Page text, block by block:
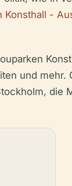
Konsthall -
und
die